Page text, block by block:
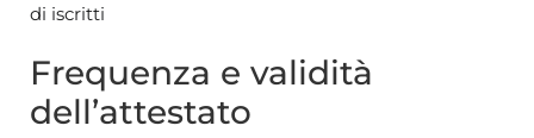
di iscritti
Frequenza e validità
dell’attestato